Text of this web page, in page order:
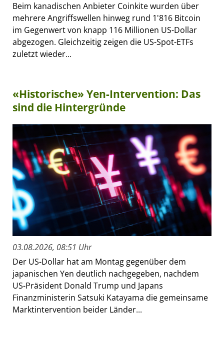
Beim kanadischen Anbieter Coinkite wurden über
mehrere Angriffswellen hinweg rund 1'816 Bitcoin
im Gegenwert von knapp 116 Millionen US-Dollar
abgezogen. Gleichzeitig zeigen die US-Spot-ETFs
zuletzt wieder...
«Historische» Yen-Intervention: Das
sind die Hintergründe
03.08.2026, 08:51 Uhr
Der US-Dollar hat am Montag gegenüber dem
japanischen Yen deutlich nachgegeben, nachdem
US-Präsident Donald Trump und Japans
Finanzministerin Satsuki Katayama die gemeinsame
Marktintervention beider Länder...